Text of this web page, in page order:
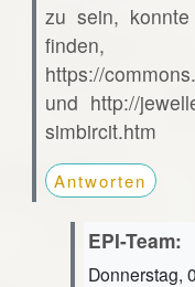
zu sein,
https://
und http://
simbircit.htm
Antworten
EPI-Team:
Donnerstag,